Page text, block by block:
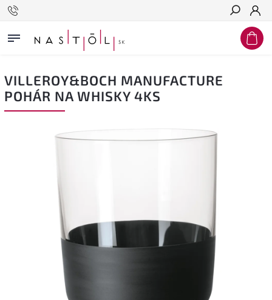
Hľadať
VILLEROY&BOCH MANUFACTURE
POHÁR NA WHISKY 4KS